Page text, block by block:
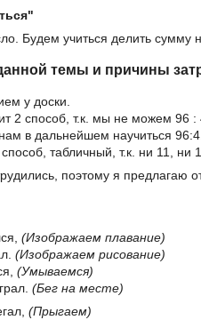
Будем учиться делить сумму
темы и причины
у доски.
2 способ, т.к. мы не можем 96 :
в дальнейшем научиться 96:4.
табличный, т.к. ни 11, ни
поэтому я предлагаю
(Изображаем плавание)
(Изображаем рисование)
(Умываемся)
(Бег на месте)
(Прыгаем)